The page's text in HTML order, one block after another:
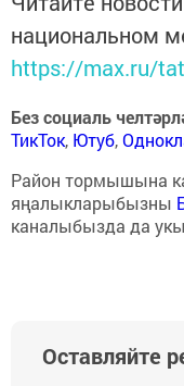
национальном
https://max.ru/
Без социаль
ТикТок, Ютуб,
Район тормышына
яңалыкларыбызны
каналыбызда да
Оставляйте